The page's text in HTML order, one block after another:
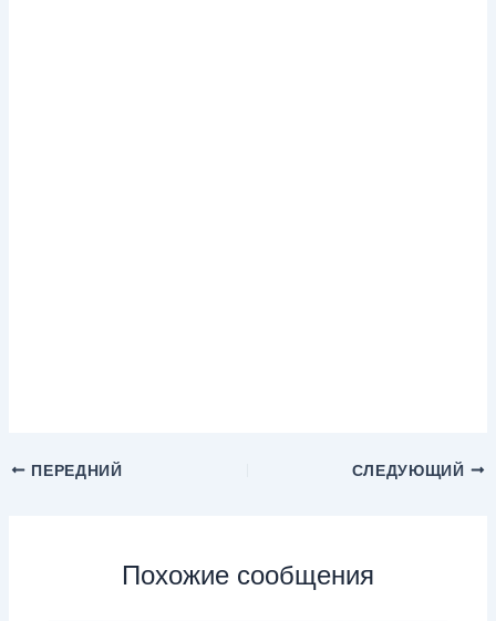
ПЕРЕДНИЙ СЛЕДУЮЩИЙ
Похожие сообщения